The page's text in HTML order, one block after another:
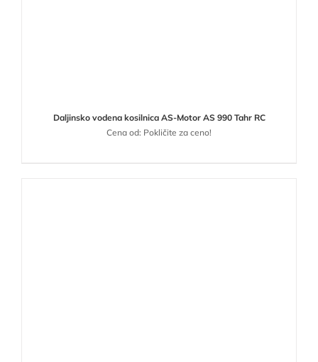
Daljinsko vodena kosilnica AS-Motor AS 990 Tahr RC
Cena od: Pokličite za ceno!